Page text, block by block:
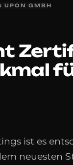
UPON GMBH
ist es
neuesten